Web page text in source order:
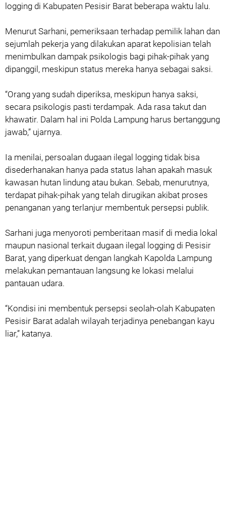
logging di Kabupaten Pesisir Barat beberapa waktu lalu.
‎Menurut Sarhani, pemeriksaan terhadap pemilik lahan dan
sejumlah pekerja yang dilakukan aparat kepolisian telah
menimbulkan dampak psikologis bagi pihak-pihak yang
dipanggil, meskipun status mereka hanya sebagai saksi.
‎“Orang yang sudah diperiksa, meskipun hanya saksi,
secara psikologis pasti terdampak. Ada rasa takut dan
khawatir. Dalam hal ini Polda Lampung harus bertanggung
jawab,” ujarnya.
‎Ia menilai, persoalan dugaan ilegal logging tidak bisa
disederhanakan hanya pada status lahan apakah masuk
kawasan hutan lindung atau bukan. Sebab, menurutnya,
terdapat pihak-pihak yang telah dirugikan akibat proses
penanganan yang terlanjur membentuk persepsi publik.
‎Sarhani juga menyoroti pemberitaan masif di media lokal
maupun nasional terkait dugaan ilegal logging di Pesisir
Barat, yang diperkuat dengan langkah Kapolda Lampung
melakukan pemantauan langsung ke lokasi melalui
pantauan udara.
‎“Kondisi ini membentuk persepsi seolah-olah Kabupaten
Pesisir Barat adalah wilayah terjadinya penebangan kayu
liar,” katanya.